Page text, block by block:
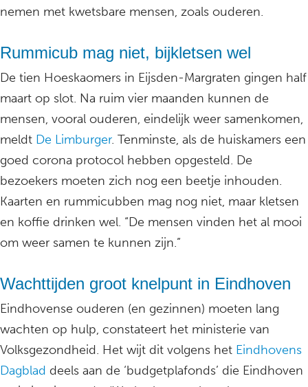
nemen met kwetsbare mensen, zoals ouderen.
Rummicub mag niet, bijkletsen wel
De tien Hoeskaomers in Eijsden-Margraten gingen half
maart op slot. Na ruim vier maanden kunnen de
mensen, vooral ouderen, eindelijk weer samenkomen,
meldt De Limburger. Tenminste, als de huiskamers een
goed corona protocol hebben opgesteld. De
bezoekers moeten zich nog een beetje inhouden.
Kaarten en rummicubben mag nog niet, maar kletsen
en koffie drinken wel. “De mensen vinden het al mooi
om weer samen te kunnen zijn.”
Wachttijden groot knelpunt in Eindhoven
Eindhovense ouderen (en gezinnen) moeten lang
wachten op hulp, constateert het ministerie van
Volksgezondheid. Het wijt dit volgens het Eindhovens
Dagblad deels aan de ‘budgetplafonds’ die Eindhoven